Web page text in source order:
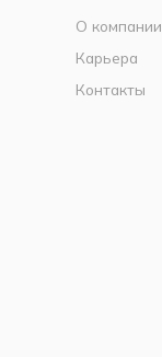
О компании
Карьера
Контакты